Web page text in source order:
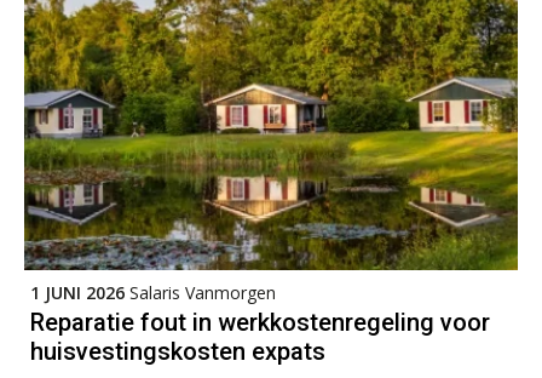
1 JUNI 2026 Salaris Vanmorgen
Reparatie fout in werkkostenregeling voor
huisvestingskosten expats
24
AUG
Module Loonheffingen VPS
Markus Verbeek Praehep
24
AUG
Summercourse Update loonheffingen en arbeidsrecht
MOCuitgevers
25
AUG
Summercourse: Kiezen en loslaten & een mindset die kansen ziet en vertrouwen geeft
MOCuitgevers
25
AUG
MOCuitgevers